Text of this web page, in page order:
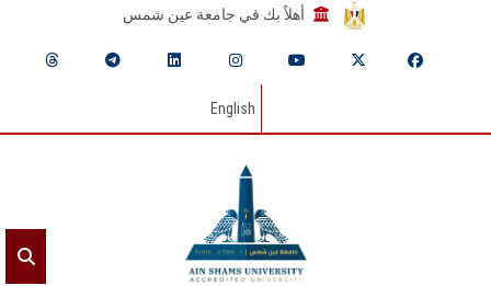
أهلاً بك في جامعة عين شمس
English